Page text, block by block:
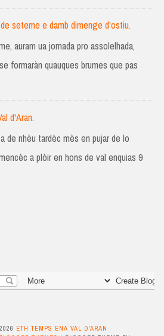
seteme e damb dimenge d'ostiu.
auram ua jornada pro assolelhada,
formaràn quauques brumes que pas
d'Aran.
de nhèu tardèc mès en pujar de lo
a plòir en hons de val enquias 9
2026 ETH TEMPS ENA VAL D'ARAN